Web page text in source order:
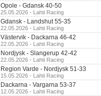
Opole - Gdansk 40-50
25.05.2026 - Lahti Racing
Gdansk - Landshut 55-35
22.05.2026 - Lahti Racing
Västervik - Dackarna 46-42
22.05.2026 - Lahti Racing
Nordjysk - Slangerup 42-42
22.05.2026 - Lahti Racing
Region Varde - Nordjysk 51-33
15.05.2026 - Lahti Racing
Dackarna - Vargarna 53-37
12.05.2026 - Lahti Racing